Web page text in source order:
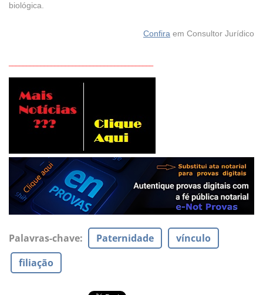
biológica.
Confira em Consultor Jurídico
Palavras-chave: Paternidade
vínculo
filiação